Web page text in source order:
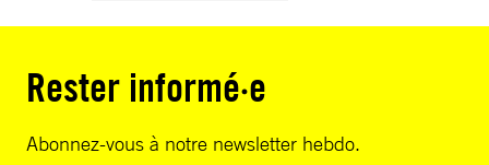
Rester informé·e
Abonnez-vous à notre newsletter hebdo.